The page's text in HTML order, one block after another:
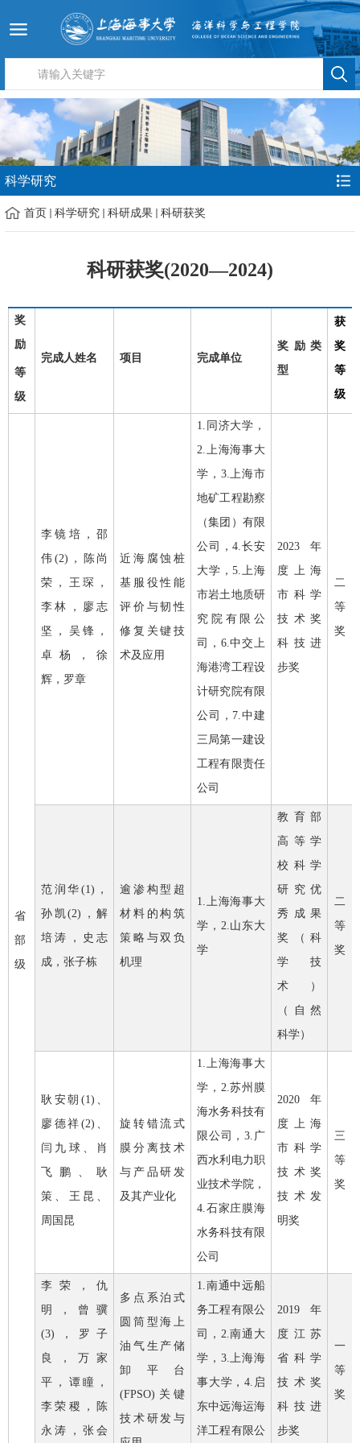
科学研究
首页 科学研究 科研成果 科研获奖
科研获奖(2020—2024)
奖
励
完成人姓名
项目 完成单位
奖励类
型
获
奖
等
级
等
级
省
部
级
李镜培，邵
伟 (2) ，陈尚
荣，王琛，
李林，廖志
坚，吴锋，
卓杨，徐
辉，罗章
近海腐蚀桩
基服役性能
评价与韧性
修复关键技
术及应用
1. 同济大学，
2.上海海事大
学， 3.上海市
地矿工程勘察
（集团）有限
公司，4.长安
大学，5.上海
市岩土地质研
究院有限公
司， 6.中交上
海港湾工程设
计研究院有限
公司， 7.中建
三局第一建设
工程有限责任
公司
2023 年
度上海
市科学
技术奖
科技进
步奖
二
等
奖
范润华 (1) ，
孙凯(2) ，解
培涛，史志
成，张子栋
逾渗构型超
材料的构筑
策略与双负
机理
1.上海海事大
学， 2.山东大
学
教育部
高等学
校科学
研究优
秀成果
奖（科
学技
术）
（自然
科学）
二
等
奖
耿安朝 (1) 、
廖德祥 (2) 、
闫九球、肖
飞鹏、耿
策、王昆、
周国昆
旋转错流式
膜分离技术
与产品研发
及其产业化
1.上海海事大
学， 2.苏州膜
海水务科技有
限公司，3. 广
西水利电力职
业技术学院，
4.石家庄膜海
水务科技有限
公司
2020 年
度上海
市科学
技术奖
技术发
明奖
三
等
奖
李荣，仇
明，曾骥
(3) ，罗子
良，万家
平，谭瞳，
李荣稷，陈
永涛，张会
多点系泊式
圆筒型海上
油气生产储
卸平台
(FPSO) 关键
技术研发与
1.南通中远船
务工程有限公
司， 2.南通大
学， 3.上海海
事大学，4. 启
东中远海运海
洋工程有限公
2019 年
度江苏
省科学
技术奖
科技进
步奖
一
等
奖